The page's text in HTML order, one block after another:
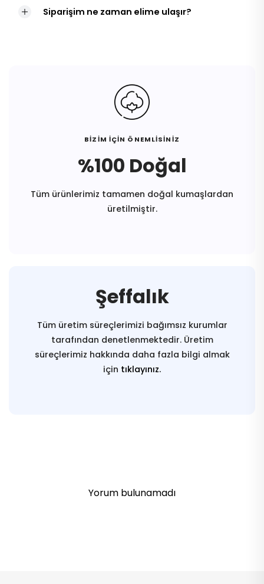
Siparişim ne zaman elime ulaşır?
BİZİM İÇİN ÖNEMLİSİNİZ
%100 Doğal
Tüm ürünlerimiz tamamen doğal kumaşlardan
üretilmiştir.
Şeffalık
Tüm üretim süreçlerimizi bağımsız kurumlar
tarafından denetlenmektedir. Üretim
süreçlerimiz hakkında daha fazla bilgi almak
için tıklayınız.
Yorum bulunamadı